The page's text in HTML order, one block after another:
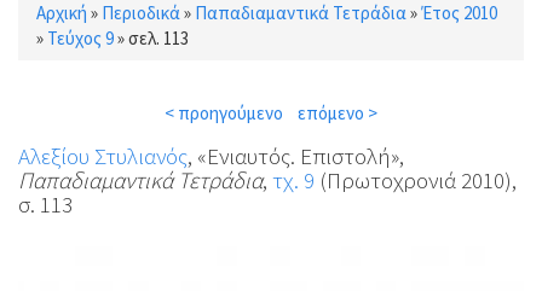
Είστε εδώ
Αρχική » Περιοδικά» Παπαδιαμαντικά Τετράδια»Έτος 2010
» Τεύχος 9»σελ. 113
< προηγούμενο επόμενο >
Αλεξίου Στυλιανός, «Ενιαυτός. Επιστολή»,
Παπαδιαμαντικά Τετράδια, τχ. 9 (Πρωτοχρονιά 2010),
σ. 113